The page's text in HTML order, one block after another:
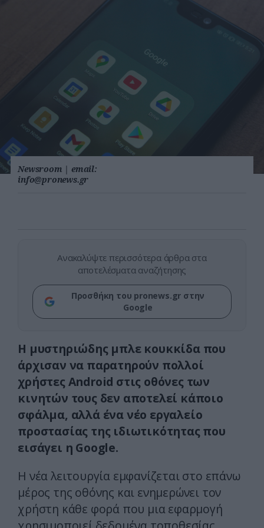
Newsroom | email:
info@pronews.gr
Ανακαλύψτε περισσότερα άρθρα στα
αποτελέσματα αναζήτησης
Προσθήκη του pronews.gr στην
Google
Η μυστηριώδης μπλε κουκκίδα που
άρχισαν να παρατηρούν πολλοί
χρήστες Android στις οθόνες των
κινητών τους δεν αποτελεί κάποιο
σφάλμα, αλλά ένα νέο εργαλείο
προστασίας της ιδιωτικότητας που
εισάγει η Google.
Η νέα λειτουργία εμφανίζεται στο επάνω
μέρος της οθόνης και ενημερώνει τον
χρήστη κάθε φορά που μια εφαρμογή